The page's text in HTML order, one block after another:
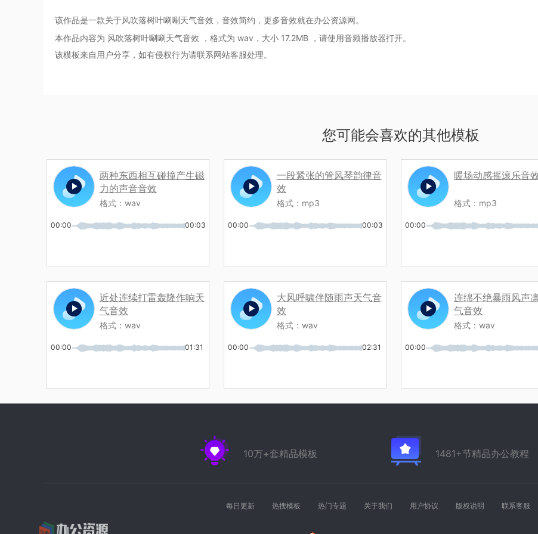
该作品是一款关于风吹落树叶唰唰天气音效，音效简约，更多音效就在办公资源网。
本作品内容为 风吹落树叶唰唰天气音效
，格式为 wav ，大小 17.2MB ，请使用音频播放器打开。
该模板来自用户分享，如有侵权行为请联系网站客服处理。
您可能会喜欢的其他模板
两种东西相互碰撞产生磁
力的声音音效
格式： wav
00:00 00:03
一段紧张的管风琴韵律音
效
格式： mp3
00:00 00:03
暖场动感摇滚乐音
格式： mp3
00:00
近处连续打雷轰隆作响天
气音效
格式： wav
00:00 01:31
大风呼啸伴随雨声天气音
效
格式： wav
00:00 02:31
连绵不绝暴雨风声
气音效
格式： wav
00:00
10万+套精品模板 1481+节精品办公教程
每日更新 热搜模板 热门专题 关于我们 用户协议 版权说明 联系客服